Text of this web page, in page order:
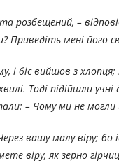
розбещений, –
Приведіть мені його
і біс вийшов з
Тоді підійшли учні
– Чому ми не могли
Через вашу малу віру;
віру, як зерно